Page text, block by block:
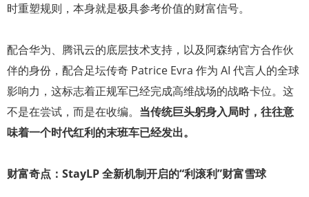
时重塑规则，本身就是极具参考价值的财富信号。
配合华为、腾讯云的底层技术支持，以及阿森纳官方合作伙
伴的身份，配合足坛传奇 Patrice Evra 作为 AI 代言人的全球
影响力，这标志着正规军已经完成高维战场的战略卡位。这
不是在尝试，而是在收编。 当传统巨头躬身入局时，往往意
味着一个时代红利的末班车已经发出。
财富奇点：StayLP 全新机制开启的“利滚利”财富雪球